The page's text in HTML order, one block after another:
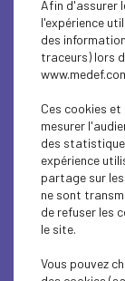
SOCIAL
ECONOMY
PROFESSIONAL
SOCIAL
SOCIAL
Afin d'assurer
l'expérience
des
traceurs) lors
Ces cookies
mesurer
des
expérience
partage sur
ne sont
de refuser les
le site.
Vous pouvez